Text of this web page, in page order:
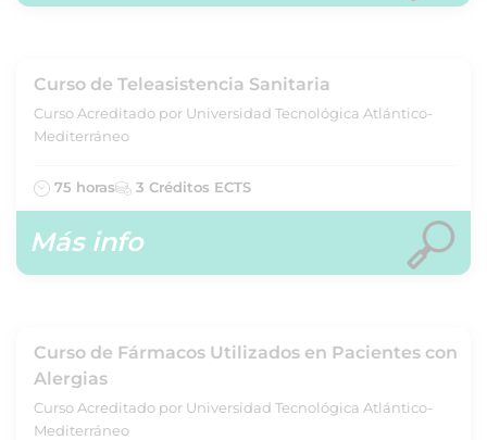
Curso de Teleasistencia Sanitaria
Curso Acreditado por Universidad Tecnológica Atlántico-
Mediterráneo
75 horas 3 Créditos ECTS
Más info
Curso de Fármacos Utilizados en Pacientes con
Alergias
Curso Acreditado por Universidad Tecnológica Atlántico-
Mediterráneo